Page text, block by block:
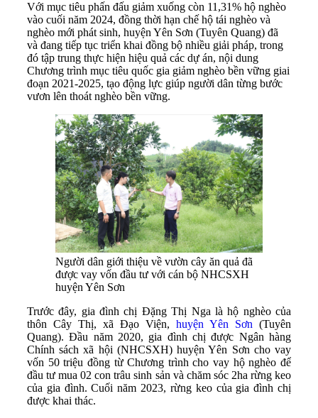
Với mục tiêu phấn đấu giảm xuống còn 11,31% hộ nghèo
vào cuối năm 2024, đồng thời hạn chế hộ tái nghèo và
nghèo mới phát sinh, huyện Yên Sơn (Tuyên Quang) đã
và đang tiếp tục triển khai đồng bộ nhiều giải pháp, trong
đó tập trung thực hiện hiệu quả các dự án, nội dung
Chương trình mục tiêu quốc gia giảm nghèo bền vững giai
đoạn 2021-2025, tạo động lực giúp người dân từng bước
vươn lên thoát nghèo bền vững.
Người dân giới thiệu về vườn cây ăn quả đã
được vay vốn đầu tư với cán bộ NHCSXH
huyện Yên Sơn
Trước đây, gia đình chị Đặng Thị Nga là hộ nghèo của
thôn Cây Thị, xã Đạo Viện, huyện Yên Sơn (Tuyên
Quang). Đầu năm 2020, gia đình chị được Ngân hàng
Chính sách xã hội (NHCSXH) huyện Yên Sơn cho vay
vốn 50 triệu đồng từ Chương trình cho vay hộ nghèo để
đầu tư mua 02 con trâu sinh sản và chăm sóc 2ha rừng keo
của gia đình. Cuối năm 2023, rừng keo của gia đình chị
được khai thác.